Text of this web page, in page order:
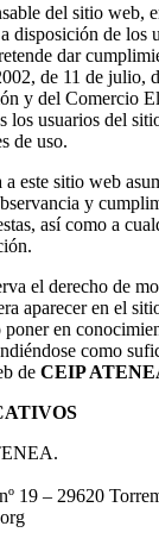
del sitio web,
de los
dar
de 11 de julio,
y del Comercio
los usuarios del
de uso.
a este sitio web
y
así como a
el derecho de
aparecer en el
en
como
de CEIP
19 – 29620